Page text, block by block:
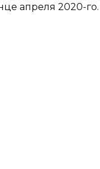
апреля 2020-го.